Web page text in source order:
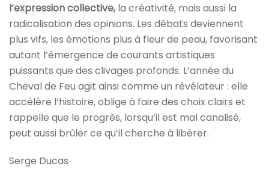
l’expression collective,la créativité, mais aussi la
radicalisation des opinions. Les débats deviennent
plus vifs, les émotions plus à fleur de peau, favorisant
autant l’émergence de courants artistiques
puissants que des clivages profonds. L’année du
Cheval de Feu agit ainsi comme un révélateur : elle
accélère l’histoire, oblige à faire des choix clairs et
rappelle que le progrès, lorsqu’il est mal canalisé,
peut aussi brûler ce qu’il cherche à libérer.
Serge Ducas